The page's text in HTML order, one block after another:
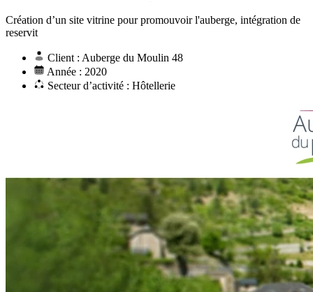
Création d’un site vitrine pour promouvoir l'auberge, intégration de
reservit
Client : Auberge du Moulin 48
Année : 2020
Secteur d’activité : Hôtellerie